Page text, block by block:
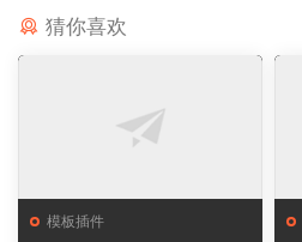
猜你喜欢
模板插件